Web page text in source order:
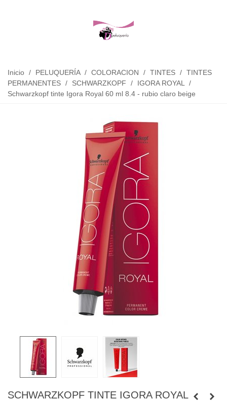
Inicio / PELUQUERÍA / COLORACION / TINTES / TINTES
PERMANENTES / SCHWARZKOPF / IGORA ROYAL
/
Schwarzkopf tinte Igora Royal 60 ml 8.4 - rubio claro beige
SCHWARZKOPF TINTE IGORA ROYAL